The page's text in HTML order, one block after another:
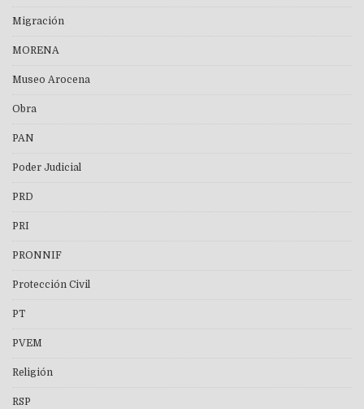
Migración
MORENA
Museo Arocena
Obra
PAN
Poder Judicial
PRD
PRI
PRONNIF
Protección Civil
PT
PVEM
Religión
RSP